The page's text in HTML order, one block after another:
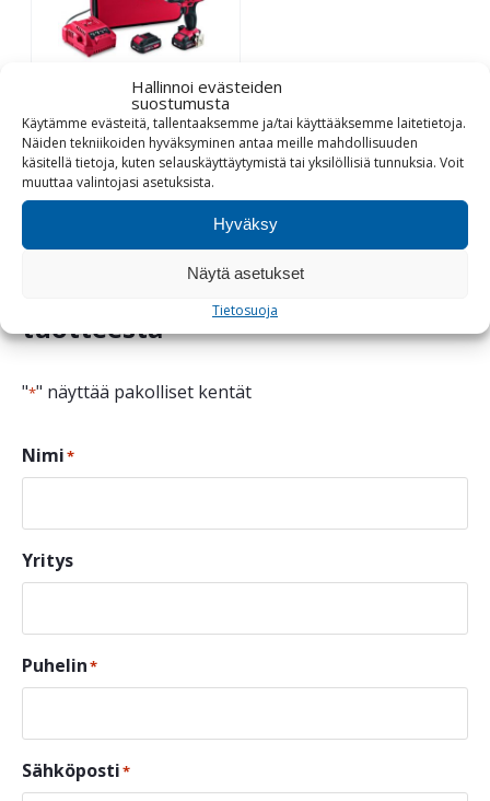
Hallinnoi evästeiden
suostumusta
Käytämme evästeitä, tallentaaksemme ja/tai käyttääksemme laitetietoja.
Näiden tekniikoiden hyväksyminen antaa meille mahdollisuuden
käsitellä tietoja, kuten selauskäyttäytymistä tai yksilöllisiä tunnuksia. Voit
muuttaa valintojasi asetuksista.
Hyväksy
Näytä asetukset
Tietosuoja
Akkuruuvainsetti
10,8 V DD 10,8 LD
Tutustu
Ota yhteyttä ja kysy lisää
tuotteesta
"*" näyttää pakolliset kentät
Nimi*
Yritys
Puhelin*
Sähköposti*